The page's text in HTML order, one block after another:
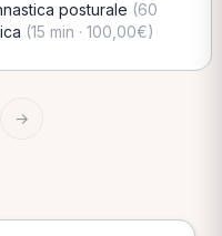
posturale (60
(15 min · 100,00€)
→